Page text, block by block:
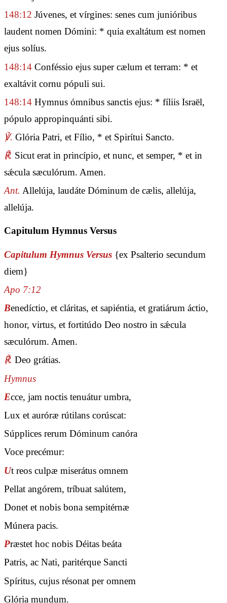
148:12 Júvenes, et vírgines: senes cum junióribus
laudent nomen Dómini: * quia exaltátum est nomen
ejus solíus.
148:14 Conféssio ejus super cælum et terram: * et
exaltávit cornu pópuli sui.
148:14 Hymnus ómnibus sanctis ejus: * fíliis Israël,
pópulo appropinquánti sibi.
℣. Glória Patri, et Fílio, * et Spirítui Sancto.
℟. Sicut erat in princípio, et nunc, et semper, * et in
sǽcula sæculórum. Amen.
Ant. Allelúja, laudáte Dóminum de cælis, allelúja,
allelúja.
Capitulum Hymnus Versus
Capitulum Hymnus Versus {ex Psalterio secundum
diem}
Apo 7:12
Benedíctio, et cláritas, et sapiéntia, et gratiárum áctio,
honor, virtus, et fortitúdo Deo nostro in sǽcula
sæculórum. Amen.
℟. Deo grátias.
Hymnus
Ecce, jam noctis tenuátur umbra,
Lux et auróræ rútilans corúscat:
Súpplices rerum Dóminum canóra
Voce precémur:
Ut reos culpæ miserátus omnem
Pellat angórem, tríbuat salútem,
Donet et nobis bona sempitérnæ
Múnera pacis.
Præstet hoc nobis Déitas beáta
Patris, ac Nati, paritérque Sancti
Spíritus, cujus résonat per omnem
Glória mundum.